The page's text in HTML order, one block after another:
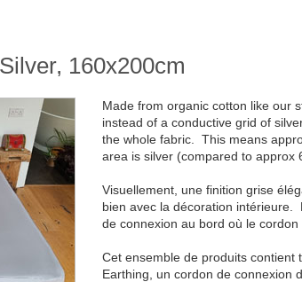
160x200cm
Made from organic cotton like our
instead of a conductive grid of
the whole fabric. This means
area is silver (compared to approx
Visuellement, une finition grise
bien avec la décoration intérieure.
de connexion au bord où le cordon
Cet ensemble de produits contient
Earthing, un cordon de connexion